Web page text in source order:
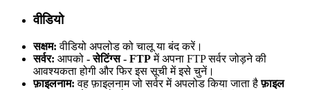
वीडियो
सक्षम: वीडियो अपलोड को चालू या बंद करें।
सर्वर: आपको - सेटिंग्स - FTPमें अपना FTP सर्वर जोड़ने की
आवश्यकता होगी और फिर इस सूची में इसे चुनें।
फ़ाइलनाम: वह फ़ाइलनाम जो सर्वर में अपलोड किया जाता हैफ़ाइल